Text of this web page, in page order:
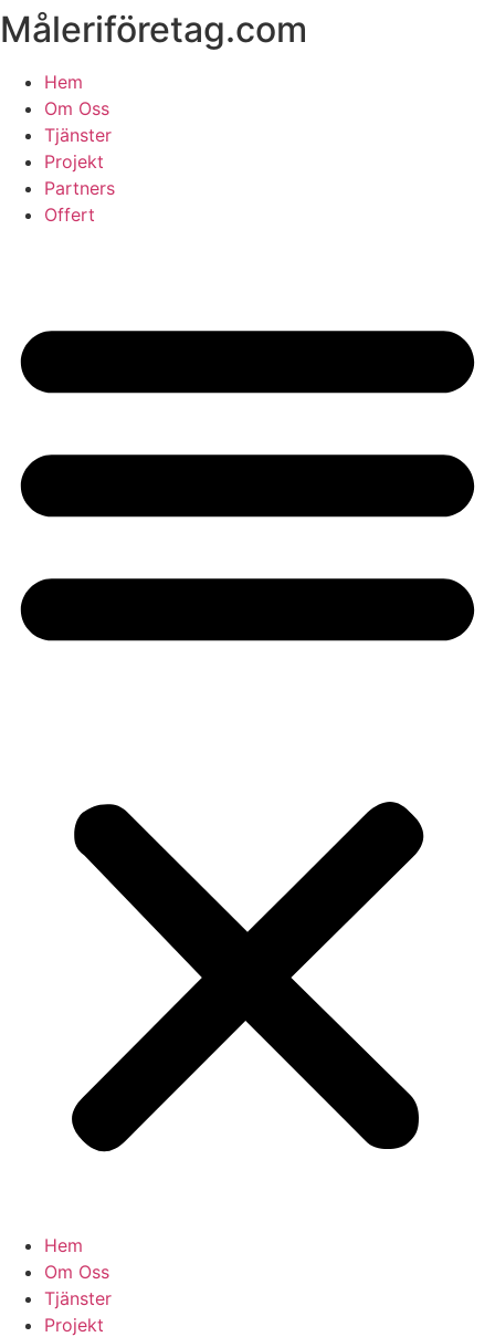
Skip
to
content
Måleriföretag.com
Hem
Om Oss
Tjänster
Projekt
Partners
Offert
Hem
Om Oss
Tjänster
Projekt